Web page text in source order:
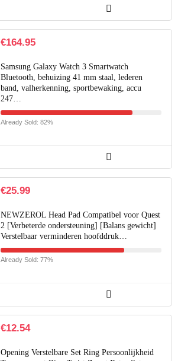
€164.95
Samsung Galaxy Watch 3 Smartwatch
Bluetooth, behuizing 41 mm staal, lederen
band, valherkenning, sportbewaking, accu
247…
Already Sold: 82%
€25.99
NEWZEROL Head Pad Compatibel voor Quest
2 [Verbeterde ondersteuning] [Balans gewicht]
Verstelbaar verminderen hoofddruk…
Already Sold: 77%
€12.54
Opening Verstelbare Set Ring Persoonlijkheid